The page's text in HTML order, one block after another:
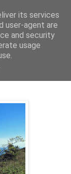
its services
user-agent are
and security
usage